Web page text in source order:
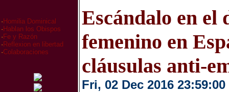
· Homilia Dominical
· Hablan los Obispos
· Fe y Razón
· Reflexion en libertad
·Colaboraciones
Escándalo en el
femenino en
cláusulas anti-
Fri, 02 Dec 2016 23:59:00